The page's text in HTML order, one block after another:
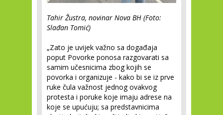
Tahir Žustra, novinar Nova BH (Foto:
Slađan Tomić)
„Zato je uvijek važno sa događaja
poput Povorke ponosa razgovarati sa
samim učesnicima zbog kojih se
povorka i organizuje - kako bi se iz prve
ruke čula važnost jednog ovakvog
protesta i poruke koje imaju adrese na
koje se upućuju; sa predstavnicima